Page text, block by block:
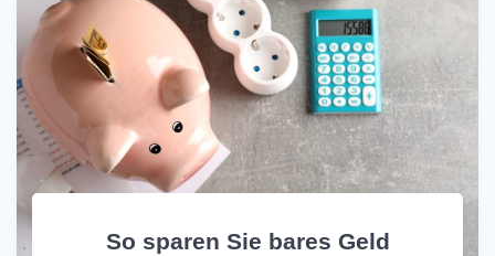
So sparen Sie bares Geld